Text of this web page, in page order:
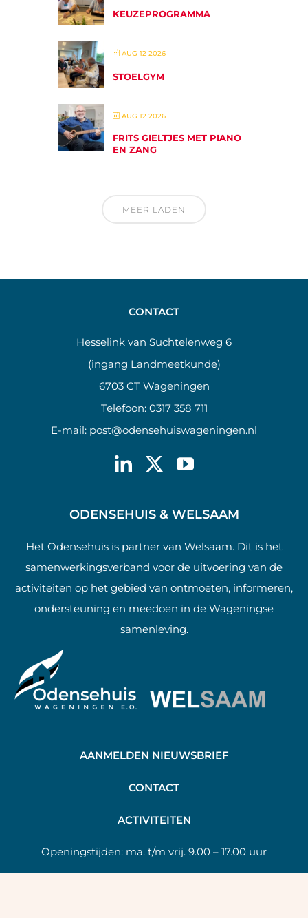
KEUZEPROGRAMMA
AUG 12 2026
STOELGYM
AUG 12 2026
FRITS GIELTJES MET PIANO
EN ZANG
MEER LADEN
CONTACT
Hesselink van Suchtelenweg 6
(ingang Landmeetkunde)
6703 CT Wageningen
Telefoon: 0317 358 711
E-mail: post@odensehuiswageningen.nl
ODENSEHUIS & WELSAAM
Het Odensehuis is partner van Welsaam. Dit is het
samenwerkingsverband voor de uitvoering van de
activiteiten op het gebied van ontmoeten, informeren,
ondersteuning en meedoen in de Wageningse
samenleving.
AANMELDEN NIEUWSBRIEF
CONTACT
ACTIVITEITEN
Openingstijden: ma. t/m vrij. 9.00 – 17.00 uur